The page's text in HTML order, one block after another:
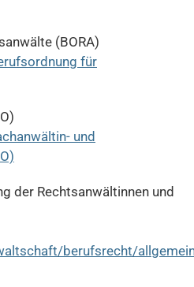
(BORA)
für
und
der Rechtsanwältinnen und
berufsrecht/